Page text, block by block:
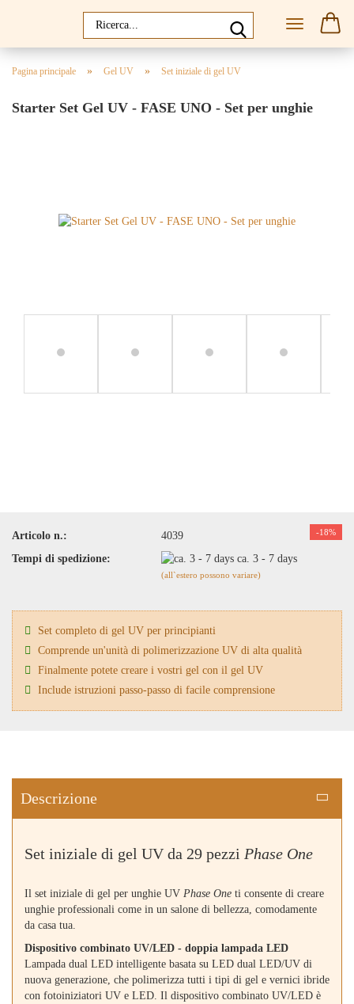
Pagina principale » Gel UV » Set iniziale di gel UV
Starter Set Gel UV - FASE UNO - Set per unghie
-18%
Articolo n.:
4039
Tempi di spedizione:
ca. 3 - 7 days
(all`estero possono variare)
Set completo di gel UV per principianti
Comprende un'unità di polimerizzazione UV di alta qualità
Finalmente potete creare i vostri gel con il gel UV
Include istruzioni passo-passo di facile comprensione
Descrizione
Set iniziale di gel UV da 29 pezzi Phase One
Il set iniziale di gel per unghie UV Phase One ti consente di creare
unghie professionali come in un salone di bellezza, comodamente
da casa tua.
Dispositivo combinato UV/LED - doppia lampada LED
Lampada dual LED intelligente basata su LED dual LED/UV di
nuova generazione, che polimerizza tutti i tipi di gel e vernici ibride
con fotoiniziatori UV e LED. Il dispositivo combinato UV/LED è